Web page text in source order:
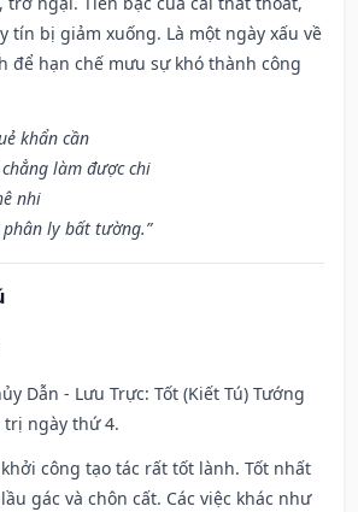
tín bị giảm xuống. Là một ngày xấu về
để hạn chế mưu sự khó thành công
khẩn cần
làm được chi
nhi
ly bất tường.”
Dẫn - Lưu Trực: Tốt (Kiết Tú) Tướng
ngày thứ 4.
công tạo tác rất tốt lành. Tốt nhất
gác và chôn cất. Các việc khác như